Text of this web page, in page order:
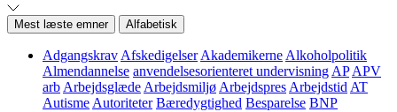
Mest læste emner Alfabetisk
Adgangskrav Afskedigelser Akademikerne Alkoholpolitik
Almendannelse anvendelsesorienteret undervisning AP APV
arb Arbejdsglæde Arbejdsmiljø Arbejdspres Arbejdstid AT
Autisme Autoriteter Bæredygtighed Besparelse BNP